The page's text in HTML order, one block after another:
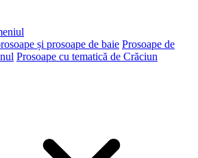
și prosoape de baie Prosoape de
Prosoape cu tematică de Crăciun